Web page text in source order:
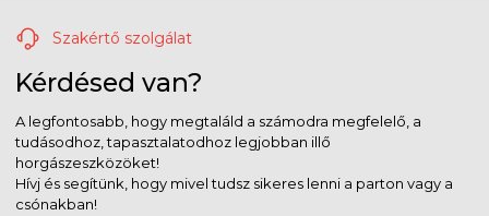
Szakértő szolgálat
Kérdésed van?
A legfontosabb, hogy megtaláld a számodra megfelelő, a
tudásodhoz, tapasztalatodhoz legjobban illő
horgászeszközöket!
Hívj és segítünk, hogy mivel tudsz sikeres lenni a parton vagy a
csónakban!